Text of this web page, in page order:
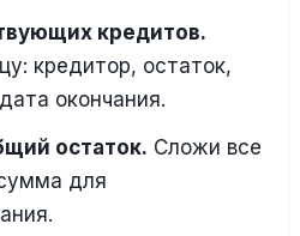
кредитов.
кредитор, остаток,
окончания.
остаток. Сложи все
для